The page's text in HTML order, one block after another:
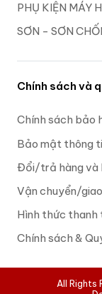
PHỤ KIỆN MÁY
SƠN - SƠN
Chính sách và
Chính sách bảo
Bảo mật thông
Đổi/trả hàng và
Vận chuyển/
Hình thức thanh
Chính sách &
All Rights